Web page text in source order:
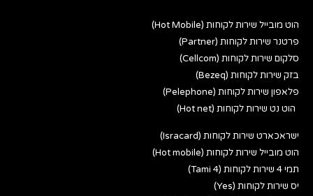
הוט מובייל שירות לקוחות (Hot Mobile)
פרטנר שירות לקוחות (Partner)
סלקום שירות לקוחות (Cellcom)
בזק שירות לקוחות (Bezeq)
פלאפון שירות לקוחות (Pelephone)
הוט נט שירות לקוחות (Hot net)
ישראכארט שירות לקוחות (Isracard)
הוט מובייל שירות לקוחות (Hot mobile)
תמי 4 שירות לקוחות (Tami 4)
יס שירות לקוחות (Yes)